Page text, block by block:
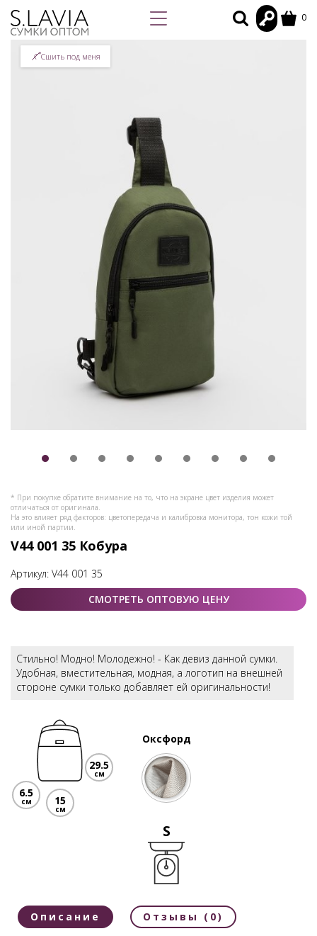
0
* При покупке обратите внимание на то, что на экране цвет изделия может
отличаться от оригинала.
На это влияет ряд факторов: цветопередача и калибровка монитора, тон кожи той
или иной партии.
Сшить под меня
V44 001 35 Кобура
Артикул: V44 001 35
СМОТРЕТЬ ОПТОВУЮ ЦЕНУ
Стильно! Модно! Молодежно! - Как девиз данной сумки.
Удобная, вместительная, модная, а логотип на внешней
стороне сумки только добавляет ей оригинальности!
6.5
см
29.5
см
15
см
Оксфорд
S
Описание Отзывы (0)